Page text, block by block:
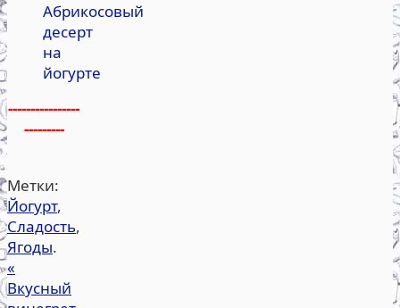
Абрикосовый
десерт
на
йогурте
----------------
---------
Метки:
Йогурт,
Сладость,
Ягоды.
«
Вкусный